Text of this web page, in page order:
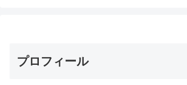
プロフィール